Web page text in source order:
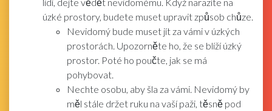
úzké prostory, budete muset upravit způsob chůze.
Nevidomý bude muset jít za vámi v úzkých
prostorách. Upozorněte ho, že se blíží úzký
prostor. Poté ho poučte, jak se má
pohybovat.
Nechte osobu, aby šla za vámi. Nevidomý by
měl stále držet ruku na vaší paži, těsně pod